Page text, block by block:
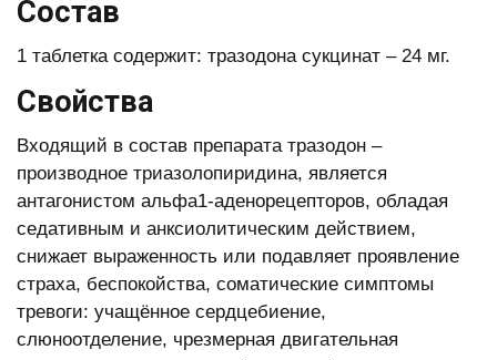
Состав
1 таблетка содержит: тразодона сукцинат – 24 мг.
Свойства
Входящий в состав препарата тразодон –
производное триазолопиридина, является
антагонистом альфа1-аденорецепторов, обладая
седативным и анксиолитическим действием,
снижает выраженность или подавляет проявление
страха, беспокойства, соматические симптомы
тревоги: учащённое сердцебиение,
слюноотделение, чрезмерная двигательная